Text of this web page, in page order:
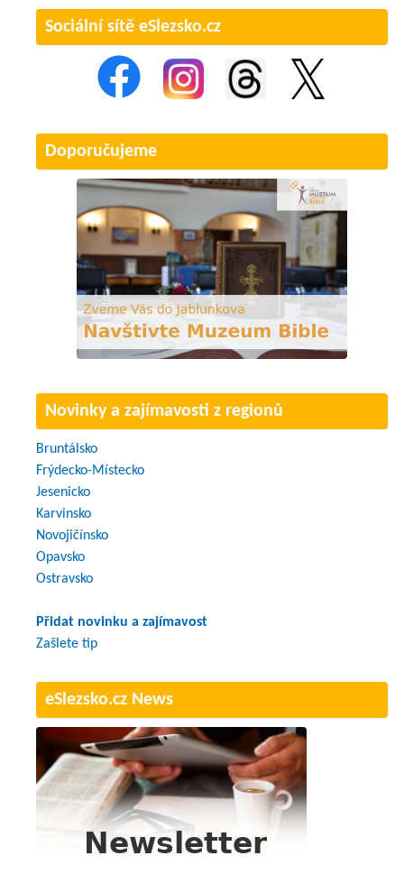
Sociální sítě eSlezsko.cz
Doporučujeme
Novinky a zajímavosti z regionů
Bruntálsko
Frýdecko-Místecko
Jesenicko
Karvinsko
Novojičínsko
Opavsko
Ostravsko
Přidat novinku a zajímavost
Zašlete tip
eSlezsko.cz News